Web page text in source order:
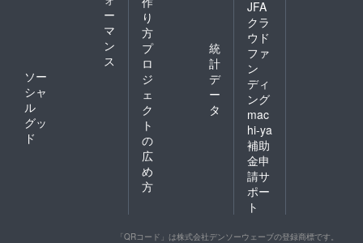
ー
マ
ン
ス
ソー
シャ
ル
グッ
ド
り
方
プ
ロ
ジ
ェ
ク
ト
の
広
め
方
統
計
デ
ー
タ
JFA
クラ
ウド
ファ
ン
ディ
ング
mac
hi-ya
補助
金申
請サ
ポー
ト
「QRコード」は株式会社デンソーウェーブの登録商標です。